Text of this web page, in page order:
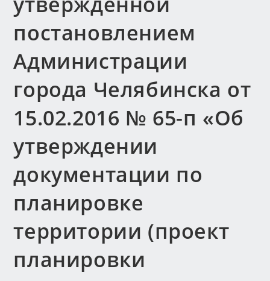
постановлением
Администрации
города Челябинска от
15.02.2016 № 65-п «Об
утверждении
документации по
планировке
территории (проект
планировки